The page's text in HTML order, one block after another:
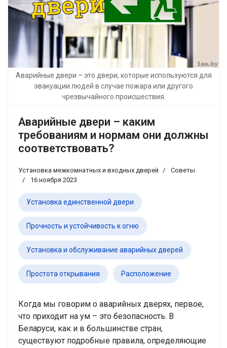
Аварийные двери – это двери, которые используются для
эвакуации людей в случае пожара или другого
чрезвычайного происшествия.
Аварийные двери – каким
требованиям и нормам они должны
соответствовать?
Установка межкомнатных и входных дверей
Советы
16 ноября 2023
Установка единственной двери
Прочность и устойчивость к огню
Установка и обслуживание аварийных дверей
Простота открывания Расположение
Когда мы говорим о аварийных дверях, первое,
что приходит на ум – это безопасность. В
Беларуси, как и в большинстве стран,
существуют подробные правила, определяющие